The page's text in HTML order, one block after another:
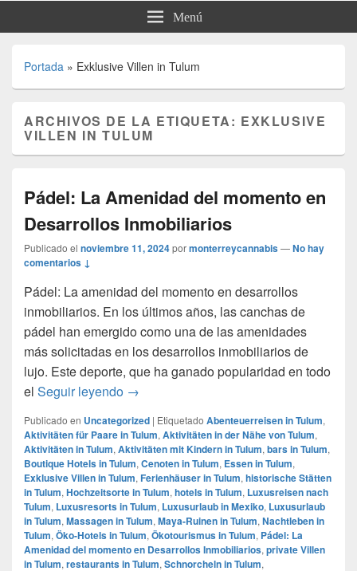
Menú
Portada » Exklusive Villen in Tulum
ARCHIVOS DE LA ETIQUETA: EXKLUSIVE
VILLEN IN TULUM
Pádel: La Amenidad del momento en
Desarrollos Inmobiliarios
Publicado el noviembre 11, 2024pormonterreycannabis—No hay
comentarios ↓
Pádel: La amenidad del momento en desarrollos
inmobiliarios. En los últimos años, las canchas de
pádel han emergido como una de las amenidades
más solicitadas en los desarrollos inmobiliarios de
lujo. Este deporte, que ha ganado popularidad en todo
el Seguir leyendo Pádel: La Amenidad del momento en
→
Publicado en Uncategorized | Etiquetado Abenteuerreisen in Tulum,
Aktivitäten für Paare in Tulum, Aktivitäten in der Nähe von Tulum,
Aktivitäten in Tulum, Aktivitäten mit Kindern in Tulum, bars in Tulum,
Boutique Hotels in Tulum, Cenoten in Tulum, Essen in Tulum,
Exklusive Villen in Tulum, Ferienhäuser in Tulum, historische Stätten
in Tulum, Hochzeitsorte in Tulum, hotels in Tulum, Luxusreisen nach
Tulum, Luxusresorts in Tulum, Luxusurlaub in Mexiko, Luxusurlaub
in Tulum, Massagen in Tulum, Maya-Ruinen in Tulum, Nachtleben in
Tulum, Öko-Hotels in Tulum, Ökotourismus in Tulum, Pádel: La
Amenidad del momento en Desarrollos Inmobiliarios, private Villen
in Tulum, restaurants in Tulum, Schnorcheln in Tulum,